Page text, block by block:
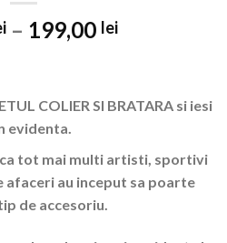
– 199,00 lei
COLIER SI BRATARA si iesi
evidenta.
tot mai multi artisti, sportivi
afaceri au inceput sa poarte
de accesoriu.